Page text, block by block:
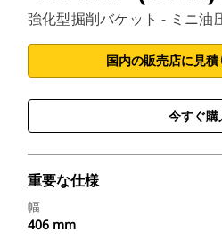
強化型掘削バケット - ミニ油
国内の販売店に見
今すぐ購
重要な仕様
幅
406 mm